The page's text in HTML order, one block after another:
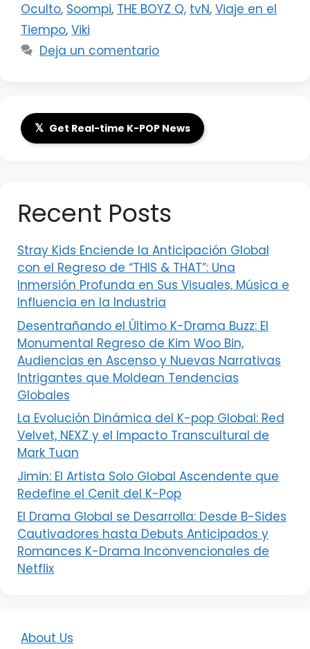
Oculto, Soompi, THE BOYZ Q, tvN, Viaje en el
Tiempo, Viki
Deja un comentario
𝕏 Get Real-time K-POP News
Recent Posts
Stray Kids Enciende la Anticipación Global
con el Regreso de “THIS & THAT”: Una
Inmersión Profunda en Sus Visuales, Música e
Influencia en la Industria
Desentrañando el Último K-Drama Buzz: El
Monumental Regreso de Kim Woo Bin,
Audiencias en Ascenso y Nuevas Narrativas
Intrigantes que Moldean Tendencias
Globales
La Evolución Dinámica del K-pop Global: Red
Velvet, NEXZ y el Impacto Transcultural de
Mark Tuan
Jimin: El Artista Solo Global Ascendente que
Redefine el Cenit del K-Pop
El Drama Global se Desarrolla: Desde B-Sides
Cautivadores hasta Debuts Anticipados y
Romances K-Drama Inconvencionales de
Netflix
About Us